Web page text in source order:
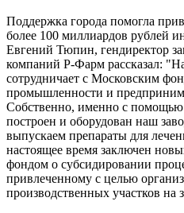
Поддержка города помогла
более 100 миллиардов рублей
Евгений Тюпин, гендиректор
компаний Р-Фарм рассказал:
сотрудничает с Московским
промышленности и
Собственно, именно с
построен и оборудован наш
выпускаем препараты для
настоящее время заключен
фондом о субсидировании
привлеченному с целью
производственных участков на